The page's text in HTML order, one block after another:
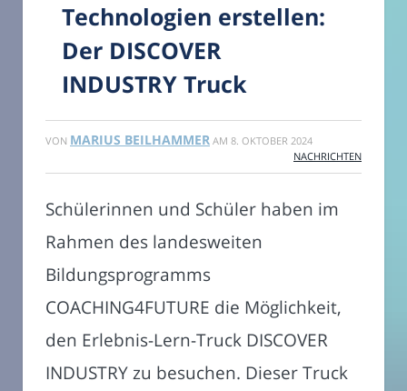
Technologien erstellen:
Der DISCOVER
INDUSTRY Truck
VON MARIUS BEILHAMMER AM 8. OKTOBER 2024
NACHRICHTEN
Schülerinnen und Schüler haben im
Rahmen des landesweiten
Bildungsprogramms
COACHING4FUTURE die Möglichkeit,
den Erlebnis-Lern-Truck DISCOVER
INDUSTRY zu besuchen. Dieser Truck